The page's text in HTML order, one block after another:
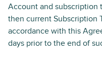
Account and subscription
then current Subscription
accordance with this
days prior to the end of